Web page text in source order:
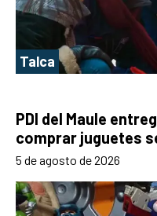
Talca
PDI del Maule
comprar juguetes
5 de agosto de 2026